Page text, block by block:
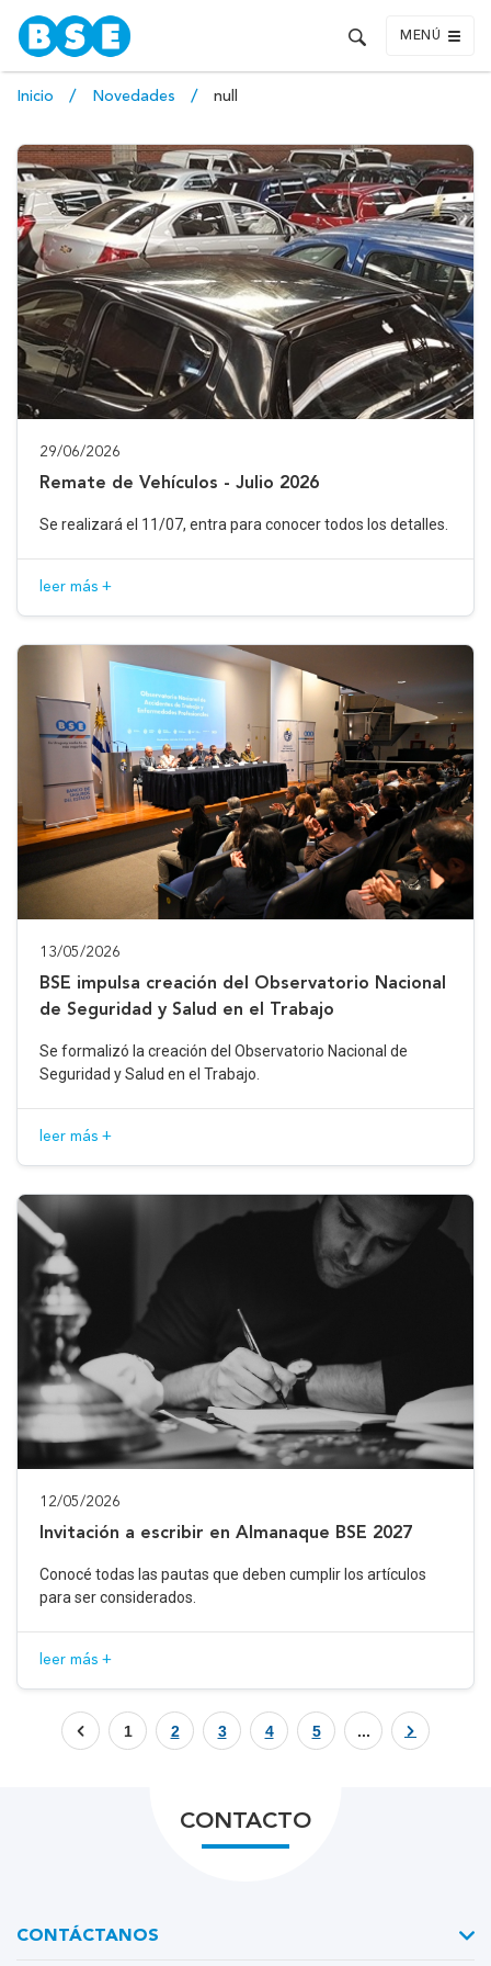
MENÚ
Inicio Novedades null
29/06/2026
Remate de Vehículos - Julio 2026
Se realizará el 11/07, entra para conocer todos los detalles.
leer más +
13/05/2026
BSE impulsa creación del Observatorio Nacional
de Seguridad y Salud en el Trabajo
Se formalizó la creación del Observatorio Nacional de
Seguridad y Salud en el Trabajo.
leer más +
12/05/2026
Invitación a escribir en Almanaque BSE 2027
Conocé todas las pautas que deben cumplir los artículos
para ser considerados.
leer más +
1 2 3 4 5 ...
CONTACTO
CONTÁCTANOS